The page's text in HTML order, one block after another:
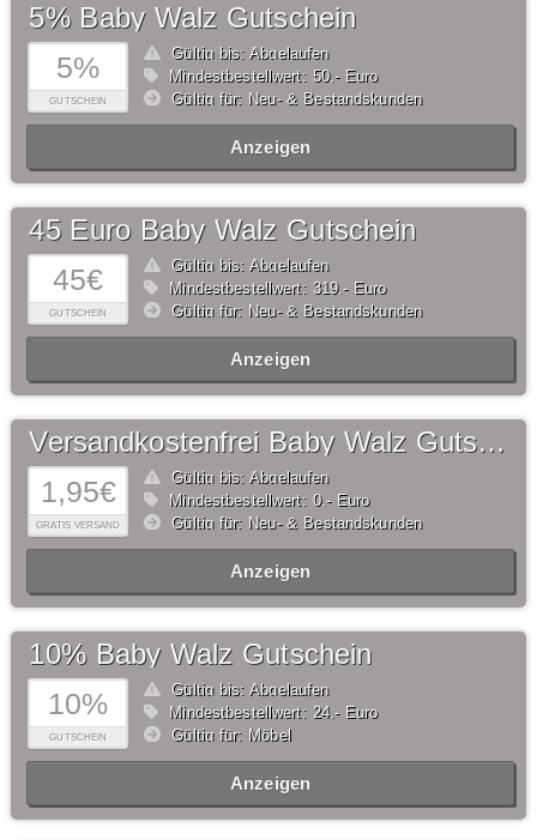
5%
GUTSCHEIN
5% Baby Walz Gutschein
Gültig bis: Abgelaufen
Mindestbestellwert: 50,- Euro
Gültig für: Neu- & Bestandskunden
Anzeigen
45€
GUTSCHEIN
45 Euro Baby Walz Gutschein
Gültig bis: Abgelaufen
Mindestbestellwert: 319,- Euro
Gültig für: Neu- & Bestandskunden
Anzeigen
1,95€
GRATIS VERSAND
Versandkostenfrei Baby Walz Gutschein
Gültig bis: Abgelaufen
Mindestbestellwert: 0,- Euro
Gültig für: Neu- & Bestandskunden
Anzeigen
10%
GUTSCHEIN
10% Baby Walz Gutschein
Gültig bis: Abgelaufen
Mindestbestellwert: 24,- Euro
Gültig für: Möbel
Anzeigen